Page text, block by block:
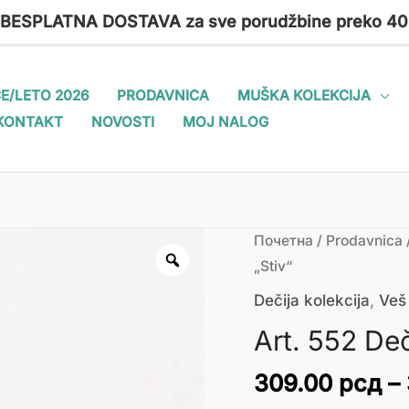
DOSTAVA za sve porudžbine preko
LETO 2026 PRODAVNICA MUŠKA KOLEKCIJA
NOVOSTI MOJ NALOG
Почетна / Prodavnica
„Stiv“
Dečija kolekcija,
Art. 552
309.00 рсд –
Art.
552
Dečiji
boks
количина